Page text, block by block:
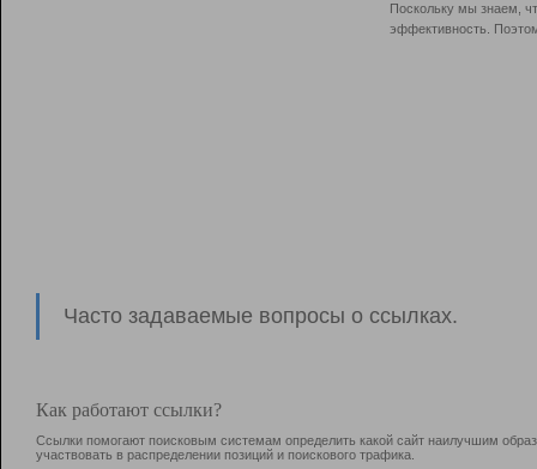
Поскольку мы знаем,
эффективность.
Часто задаваемые вопросы о ссылках.
Как работают ссылки?
Ссылки помогают поисковым системам определить какой сайт наилучшим
участвовать в раcпределении позиций и поискового трафика.